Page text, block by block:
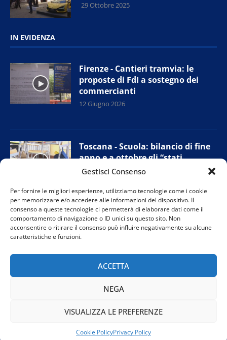
Gestisci Consenso
Per fornire le migliori esperienze, utilizziamo tecnologie come i cookie
per memorizzare e/o accedere alle informazioni del dispositivo. Il
consenso a queste tecnologie ci permetterà di elaborare dati come il
comportamento di navigazione o ID unici su questo sito. Non
acconsentire o ritirare il consenso può influire negativamente su alcune
caratteristiche e funzioni.
ACCETTA
NEGA
VISUALIZZA LE PREFERENZE
Cookie PolicyPrivacy Policy
29 Ottobre 2025
IN EVIDENZA
Firenze - Cantieri tramvia: le
proposte di FdI a sostegno dei
commercianti
12 Giugno 2026
Toscana - Scuola: bilancio di fine
anno e a ottobre gli “stati
generali”
Campi Bisenzio (Fi) - Sudd Cobas:
presidio alla Chen Mingzhi, prove
@2024 TVR Teleitalia. Tutti i diritti riservati. Powered by